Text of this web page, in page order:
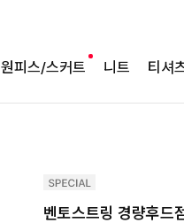
원피스/스커트 니트 티셔
벤토스트링 경량후드